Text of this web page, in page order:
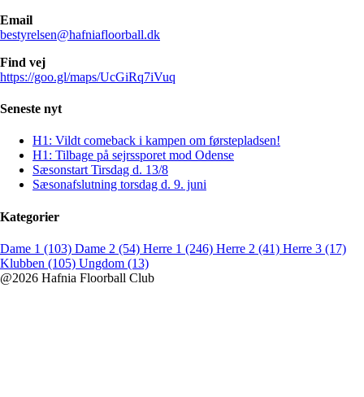
Email
bestyrelsen@hafniafloorball.dk
Find vej
https://goo.gl/maps/UcGiRq7iVuq
Seneste nyt
H1: Vildt comeback i kampen om førstepladsen!
H1: Tilbage på sejrssporet mod Odense
Sæsonstart Tirsdag d. 13/8
Sæsonafslutning torsdag d. 9. juni
Kategorier
Dame 1 (103) Dame 2 (54) Herre 1 (246) Herre 2 (41) Herre 3 (17)
Klubben (105) Ungdom (13)
@2026 Hafnia Floorball Club